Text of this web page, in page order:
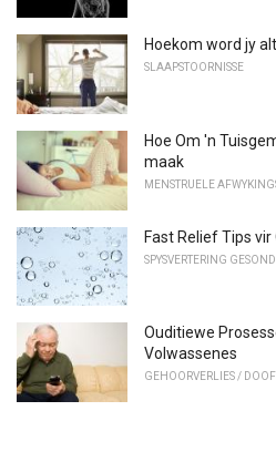
Hoekom word jy
SLAAPSTOORNISSE
Hoe Om 'n
maak
MENSTRUELE
Fast Relief Tips
SPYSVERTERING
Ouditiewe
Volwassenes
GEHOORVERLIES /